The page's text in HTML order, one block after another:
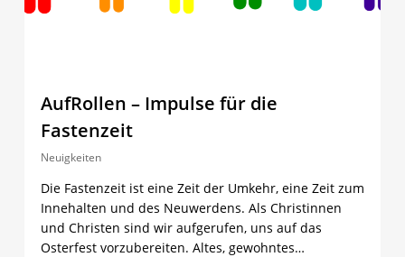
AufRollen – Impulse für die
Fastenzeit
Neuigkeiten
Die Fastenzeit ist eine Zeit der Umkehr, eine Zeit zum
Innehalten und des Neuwerdens. Als Christinnen
und Christen sind wir aufgerufen, uns auf das
Osterfest vorzubereiten. Altes, gewohntes…